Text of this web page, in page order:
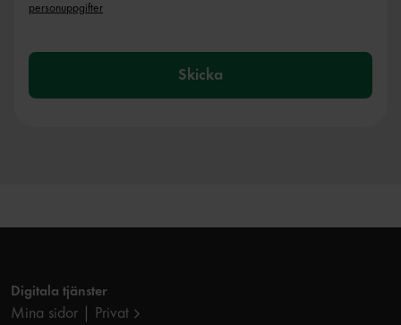
personuppgifter
Skicka
Digitala tjänster
Mina sidor | Privat